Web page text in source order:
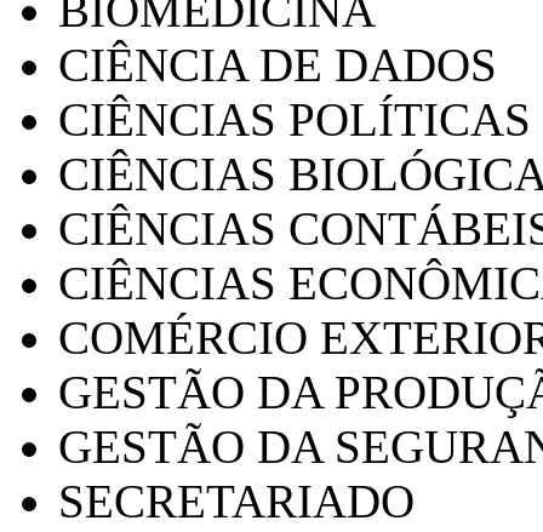
CIÊNCIA DE DADOS
CIÊNCIAS POLÍTICAS
CIÊNCIAS
CIÊNCIAS
CIÊNCIAS
COMÉRCIO
GESTÃO DA
GESTÃO DA
SECRETARIADO